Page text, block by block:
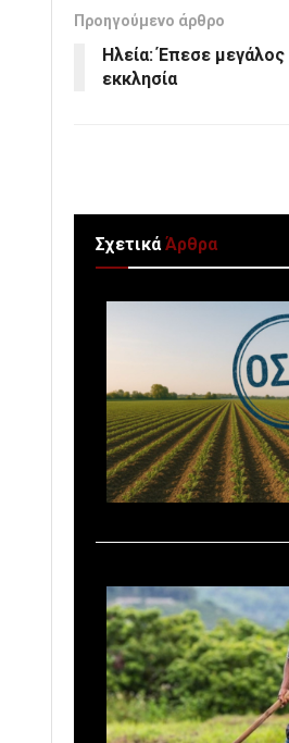
Προηγούμενο άρθρο
Ηλεία: Έπεσε
εκκλησία
ΣχετικάΆρθρα